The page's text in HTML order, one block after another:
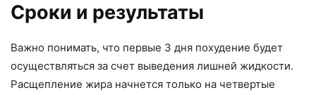
Сроки и результаты
Важно понимать, что первые 3 дня похудение будет
осуществляться за счет выведения лишней жидкости.
Расщепление жира начнется только на четвертые